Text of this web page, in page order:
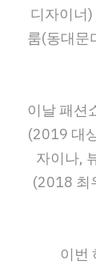
디자이너
룸(동대문
이날 패션
(2019 대
자이나,
(2018 최
이번